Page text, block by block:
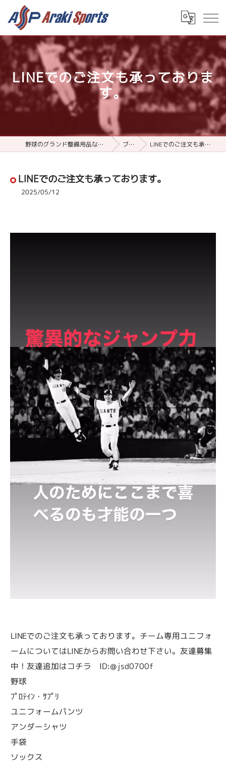
LINEでのご注文も承っておりま
す。
野球のグランド整備用品ならアラキスポーツ ブログ LINEでのご注文も承っております。
LINEでのご注文も承っております。
2025/05/12
LINEでのご注文も承っております。チーム専用ユニフォ
ームについてはLINEからお問い合わせ下さい。友達募集
中！友達追加はコチラ ID:＠jsd0700f
野球
ﾌﾟﾛﾃｲﾝ・ｻﾌﾟﾘ
ユニフォームパンツ
アンダーシャツ
手袋
ソックス